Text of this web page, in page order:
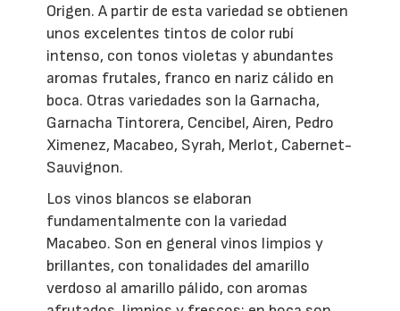
Origen. A partir de esta variedad se obtienen
unos excelentes tintos de color rubí
intenso, con tonos violetas y abundantes
aromas frutales, franco en nariz cálido en
boca. Otras variedades son la Garnacha,
Garnacha Tintorera, Cencibel, Airen, Pedro
Ximenez, Macabeo, Syrah, Merlot, Cabernet-
Sauvignon.
Los vinos blancos se elaboran
fundamentalmente con la variedad
Macabeo. Son en general vinos limpios y
brillantes, con tonalidades del amarillo
verdoso al amarillo pálido, con aromas